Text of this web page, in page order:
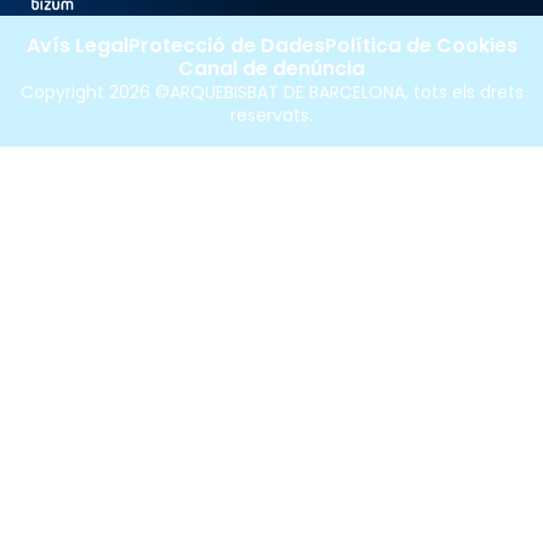
Copyright 2026 ©ARQUEBISBAT DE BARCELONA, tots els drets
reservats.
Avís LegalProtecció de DadesPolítica de Cookies
Canal de denúncia